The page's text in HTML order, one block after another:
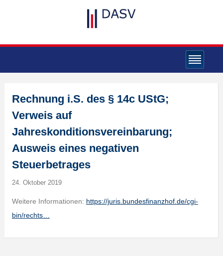
Rechnung i.S. des § 14c UStG;
Verweis auf
Jahreskonditionsvereinbarung;
Ausweis eines negativen
Steuerbetrages
24. Oktober 2019
Weitere Informationen: https://juris.bundesfinanzhof.de/cgi-
bin/rechts…